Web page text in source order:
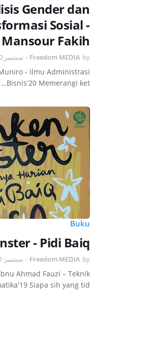
Gender dan
Sosial -
Mansour Fakih
by
Freedom MEDIA
- سبتمبر 20, 2021
- Ilmu Administrasi
Bisnis'20 Memerangi ket…
Buku
- Pidi Baiq
by
Freedom MEDIA
- سبتمبر 11, 2021
Ahmad Fauzi – Teknik
Siapa sih yang tid…